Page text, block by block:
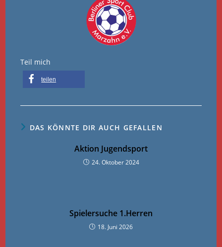
Teil mich
teilen
DAS KÖNNTE DIR AUCH GEFALLEN
Aktion Jugendsport
24. Oktober 2024
Spielersuche 1.Herren
18. Juni 2026